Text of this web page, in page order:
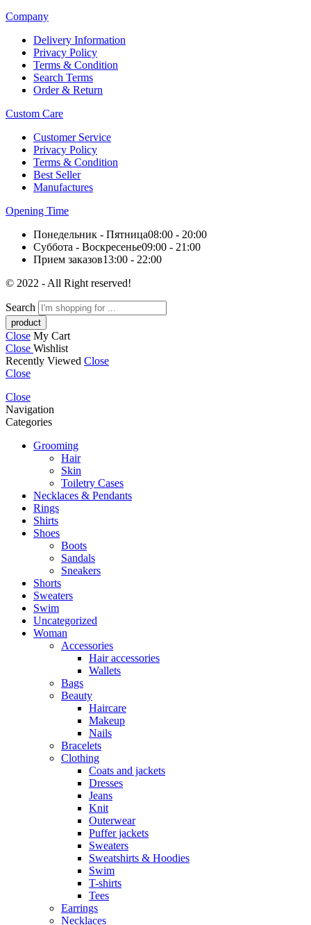
Company
Delivery Information
Privacy Policy
Terms & Condition
Search Terms
Order & Return
Custom Care
Customer Service
Privacy Policy
Terms & Condition
Best Seller
Manufactures
Opening Time
Понедельник - Пятница08:00 - 20:00
Суббота - Воскресенье09:00 - 21:00
Прием заказов13:00 - 22:00
© 2022 - All Right reserved!
Search
Close My Cart
Close Wishlist
Recently Viewed Close
Close
Close
Navigation
Categories
Grooming
Hair
Skin
Toiletry Cases
Necklaces & Pendants
Rings
Shirts
Shoes
Boots
Sandals
Sneakers
Shorts
Sweaters
Swim
Uncategorized
Woman
Accessories
Hair accessories
Wallets
Bags
Beauty
Haircare
Makeup
Nails
Bracelets
Clothing
Coats and jackets
Dresses
Jeans
Knit
Outerwear
Puffer jackets
Sweaters
Sweatshirts & Hoodies
Swim
T-shirts
Tees
Earrings
Necklaces